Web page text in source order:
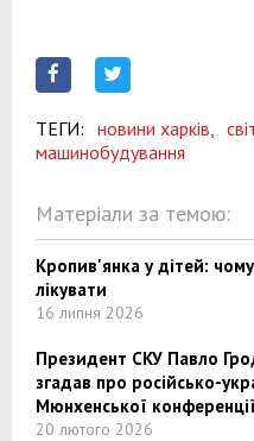
ТЕГИ: новини харків,
машинобудування
Матеріали за темою:
Кропив'янка у дітей:
лікувати
16 липня 2026
Президент СКУ Павло
згадав про російсько-
Мюнхенської
20 лютого 2026